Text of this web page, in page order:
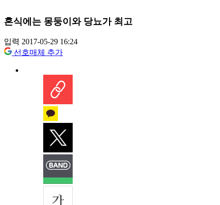
혼식에는 몽둥이와 당뇨가 최고
입력 2017-05-29 16:24
선호매체 추가